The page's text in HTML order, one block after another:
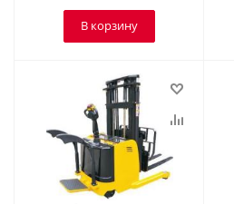
В корзину